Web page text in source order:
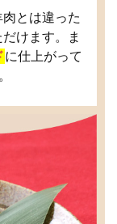
とは違った
けます。ま
に仕上がって